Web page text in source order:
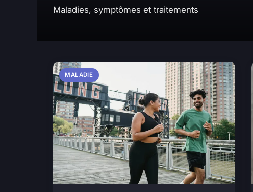
Maladies, symptômes et traitements
MALADIE